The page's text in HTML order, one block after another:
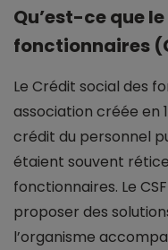
Qu’est-ce que
fonctionnaires
Le Crédit social des
association créée en
crédit du personnel
étaient souvent
fonctionnaires. Le
proposer des
l’organisme